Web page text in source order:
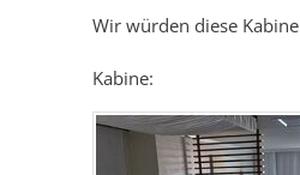
Wir würden diese
Kabine: